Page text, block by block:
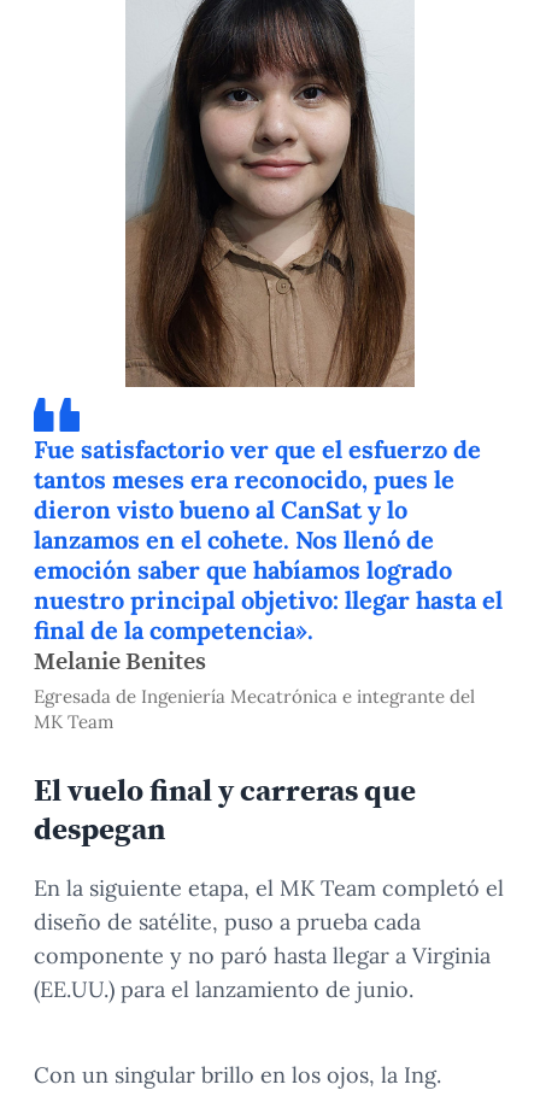
Fue satisfactorio ver que el esfuerzo de
tantos meses era reconocido, pues le
dieron visto bueno al CanSat y lo
lanzamos en el cohete. Nos llenó de
emoción saber que habíamos logrado
nuestro principal objetivo: llegar hasta el
final de la competencia».
Melanie Benites
Egresada de Ingeniería Mecatrónica e integrante del
MK Team
El vuelo final y carreras que
despegan
En la siguiente etapa, el MK Team completó el
diseño de satélite, puso a prueba cada
componente y no paró hasta llegar a Virginia
(EE.UU.) para el lanzamiento de junio.
Con un singular brillo en los ojos, la Ing.